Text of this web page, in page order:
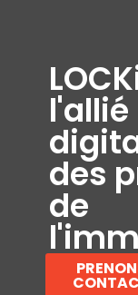
l'allié
des
de